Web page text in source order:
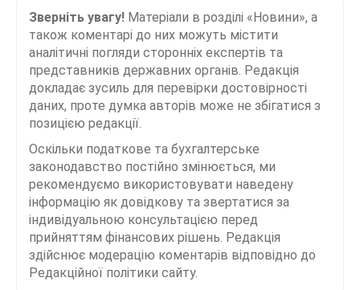
Зверніть увагу! Матеріали в розділі «Новини», а
також коментарі до них можуть містити
аналітичні погляди сторонніх експертів та
представників державних органів. Редакція
докладає зусиль для перевірки достовірності
даних, проте думка авторів може не збігатися з
позицією редакції.
Оскільки податкове та бухгалтерське
законодавство постійно змінюється, ми
рекомендуємо використовувати наведену
інформацію як довідкову та звертатися за
індивідуальною консультацією перед
прийняттям фінансових рішень. Редакція
здійснює модерацію коментарів відповідно до
Редакційної політики сайту.